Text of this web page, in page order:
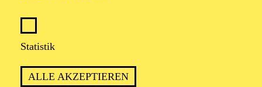
Statistik
ALLE AKZEPTIEREN
2011 bis 2015 Schauspiel an der Staatlichen
Stuttgart. Während dieser Zeit gastierte sie am
Staatstheater Darmstadt engagiert. Anschließend führte
sie ihr erstes Festengagement an das Theater Marburg,